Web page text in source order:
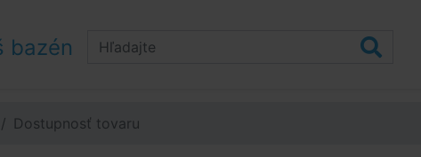
bazén
Dostupnosť tovaru